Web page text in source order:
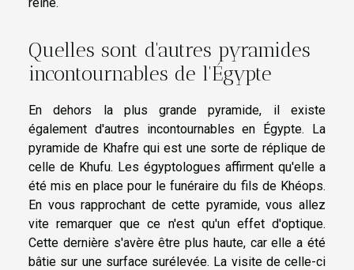
reine.
Quelles sont d'autres pyramides
incontournables de l'Égypte
En dehors la plus grande pyramide, il existe
également d'autres incontournables en Égypte. La
pyramide de Khafre qui est une sorte de réplique de
celle de Khufu. Les égyptologues affirment qu'elle a
été mis en place pour le funéraire du fils de Khéops.
En vous rapprochant de cette pyramide, vous allez
vite remarquer que ce n'est qu'un effet d'optique.
Cette dernière s'avère être plus haute, car elle a été
bâtie sur une surface surélevée. La visite de celle-ci